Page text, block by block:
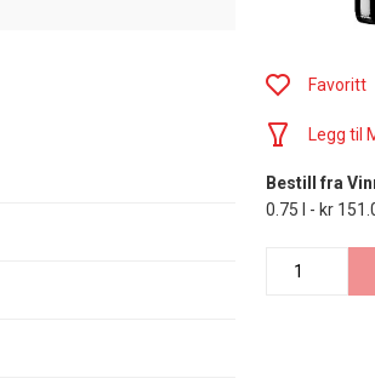
Favoritt
Legg til
Bestill fra
0.75 l - kr